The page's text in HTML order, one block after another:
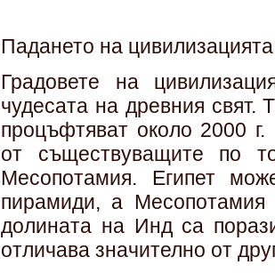
Падането на
Градовете на
чудесата на древния свят.
процъфтяват около 2000
от съществуващите по
Месопотамия. Египет
пирамиди, а
долината на Инд са
отличава значително от